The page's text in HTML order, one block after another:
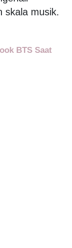
skala musik.
BTS Saat